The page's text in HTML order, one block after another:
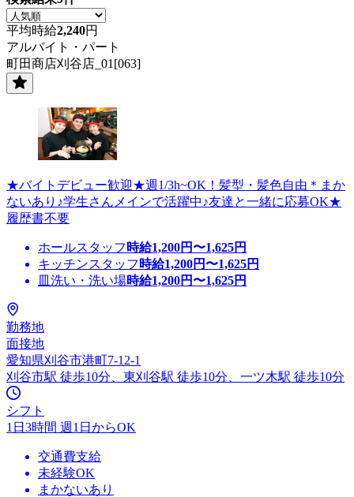
平均時給2,240円
アルバイト・パート
町田商店刈谷店_01[063]
★バイトデビュー歓迎★週1/3h~OK！髪型・髪色自由＊まか
ないあり♪学生さんメインで活躍中♪友達と一緒に応募OK★
履歴書不要
ホールスタッフ 時給1,200円〜1,625円
キッチンスタッフ 時給1,200円〜1,625円
皿洗い・洗い場時給1,200円〜1,625円
勤務地
面接地
愛知県刈谷市港町7-12-1
刈谷市駅 徒歩10分、東刈谷駅 徒歩10分、一ツ木駅 徒歩10分
シフト
1日3時間 週1日からOK
交通費支給
未経験OK
まかないあり